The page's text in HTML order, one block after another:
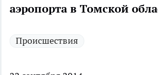
аэропорта в Томской
Происшествия